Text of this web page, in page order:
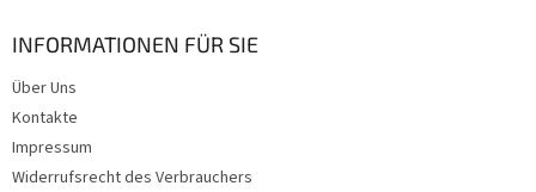
INFORMATIONEN FÜR SIE
Über Uns
Kontakte
Impressum
Widerrufsrecht des Verbrauchers